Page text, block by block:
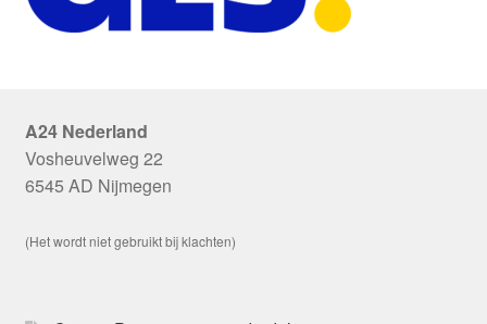
A24 Nederland
Vosheuvelweg 22
6545 AD Nijmegen
(Het wordt niet gebruikt bij klachten)